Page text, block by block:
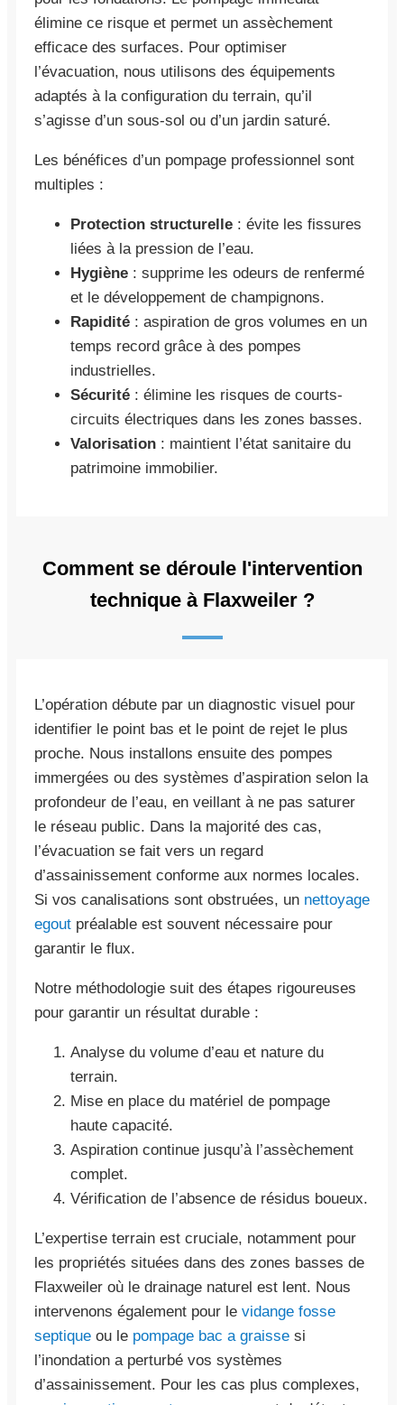
élimine ce risque et permet un assèchement
efficace des surfaces. Pour optimiser
l’évacuation, nous utilisons des équipements
adaptés à la configuration du terrain, qu’il
s’agisse d’un sous-sol ou d’un jardin saturé.
Les bénéfices d’un pompage professionnel sont
multiples :
Protection structurelle : évite les fissures
liées à la pression de l’eau.
Hygiène : supprime les odeurs de renfermé
et le développement de champignons.
Rapidité : aspiration de gros volumes en un
temps record grâce à des pompes
industrielles.
Sécurité : élimine les risques de courts-
circuits électriques dans les zones basses.
Valorisation : maintient l’état sanitaire du
patrimoine immobilier.
Comment se déroule l'intervention
technique à Flaxweiler ?
L’opération débute par un diagnostic visuel pour
identifier le point bas et le point de rejet le plus
proche. Nous installons ensuite des pompes
immergées ou des systèmes d’aspiration selon la
profondeur de l’eau, en veillant à ne pas saturer
le réseau public. Dans la majorité des cas,
l’évacuation se fait vers un regard
d’assainissement conforme aux normes locales.
Si vos canalisations sont obstruées, un nettoyage
egout préalable est souvent nécessaire pour
garantir le flux.
Notre méthodologie suit des étapes rigoureuses
pour garantir un résultat durable :
Analyse du volume d’eau et nature du
terrain.
Mise en place du matériel de pompage
haute capacité.
Aspiration continue jusqu’à l’assèchement
complet.
Vérification de l’absence de résidus boueux.
L’expertise terrain est cruciale, notamment pour
les propriétés situées dans des zones basses de
Flaxweiler où le drainage naturel est lent. Nous
intervenons également pour le vidange fosse
septique ou le pompage bac a graisse si
l’inondation a perturbé vos systèmes
d’assainissement. Pour les cas plus complexes,